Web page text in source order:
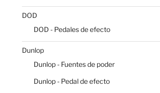
DOD
DOD - Pedales de efecto
Dunlop
Dunlop - Fuentes de poder
Dunlop - Pedal de efecto